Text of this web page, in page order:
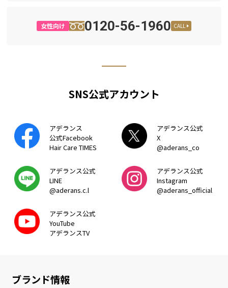
女性向け 0120-56-1960 CALL
SNS公式アカウント
アデランス
公式Facebook
Hair Care TIMES
アデランス公式
X
@aderans_co
アデランス公式
LINE
@aderans.c.l
アデランス公式
Instagram
@aderans_official
アデランス公式
YouTube
アデランスTV
ブランド情報